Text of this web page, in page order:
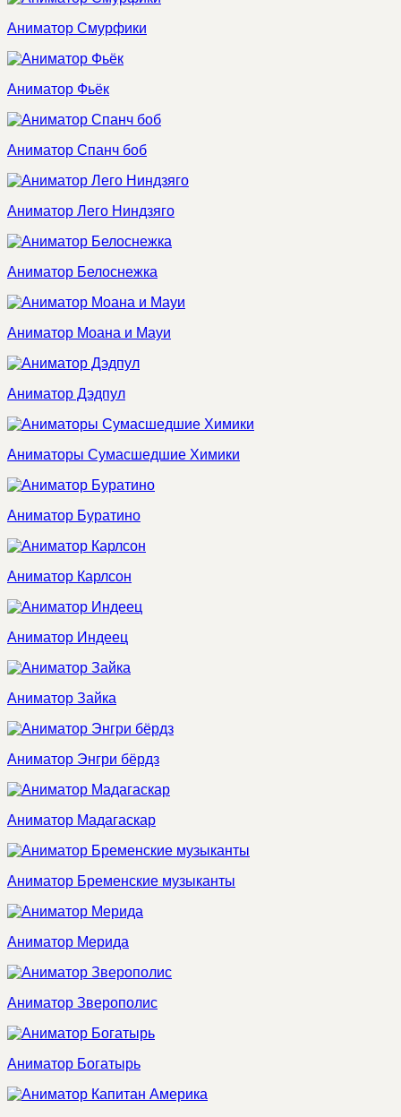
Аниматор Смурфики
Аниматор Фьёк
Аниматор Спанч боб
Аниматор Лего Ниндзяго
Аниматор Белоснежка
Аниматор Моана и Мауи
Аниматор Дэдпул
Аниматоры Сумасшедшие Химики
Аниматор Буратино
Аниматор Карлсон
Аниматор Индеец
Аниматор Зайка
Аниматор Энгри бёрдз
Аниматор Мадагаскар
Аниматор Бременские музыканты
Аниматор Мерида
Аниматор Зверополис
Аниматор Богатырь